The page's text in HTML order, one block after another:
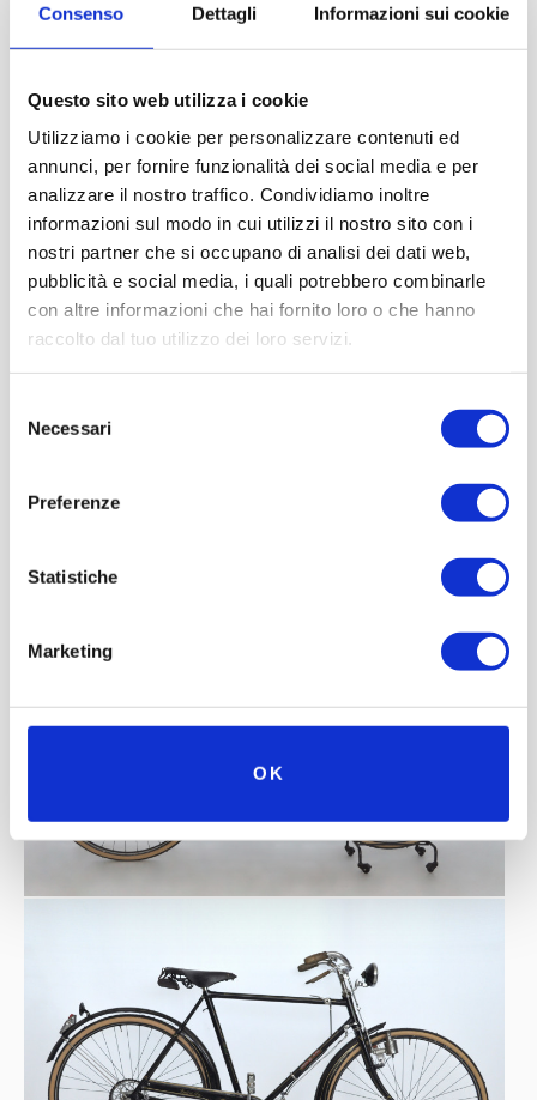
Consenso Dettagli Informazioni sui cookie
Questo sito web utilizza i cookie
Utilizziamo i cookie per personalizzare contenuti ed
annunci, per fornire funzionalità dei social media e per
analizzare il nostro traffico. Condividiamo inoltre
informazioni sul modo in cui utilizzi il nostro sito con i
nostri partner che si occupano di analisi dei dati web,
pubblicità e social media, i quali potrebbero combinarle
con altre informazioni che hai fornito loro o che hanno
raccolto dal tuo utilizzo dei loro servizi.
delNecessari
Preferenze
Statistiche
Marketing
OK